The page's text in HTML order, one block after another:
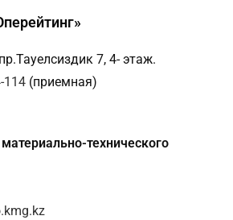
7, 4- этаж.
114 (приемная)
технического